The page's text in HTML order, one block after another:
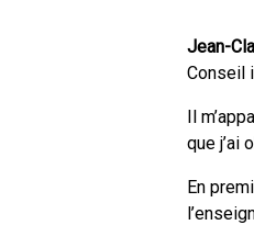
Jean-
Conseil
Il
que j’ai
En